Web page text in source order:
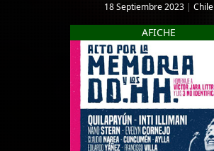
18 Septiembre 2023 | Chile
AFICHE